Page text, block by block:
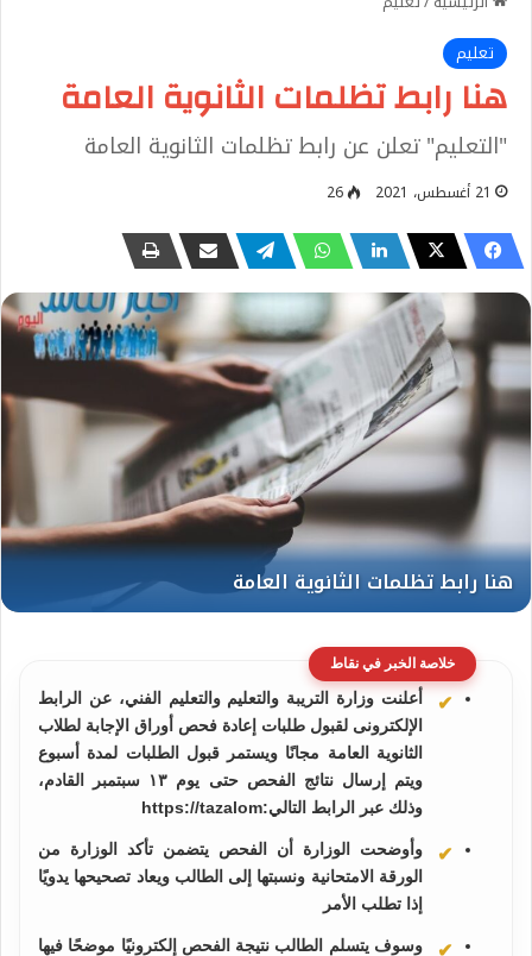
تعليم
هنا رابط تظلمات الثانوية العامة
"التعليم" تعلن عن رابط تظلمات الثانوية العامة
21 أغسطس، 2021 26
خلاصة الخبر في نقاط
أعلنت وزارة التريبة والتعليم والتعليم الفني، عن الرابط
الإلكترونى لقبول طلبات إعادة فحص أوراق الإجابة لطلاب
الثانوية العامة مجانًا ويستمر قبول الطلبات لمدة أسبوع
ويتم إرسال نتائج الفحص حتى يوم ١٣ سبتمبر القادم،
وذلك عبر الرابط التالي:https://tazalom
وأوضحت الوزارة أن الفحص يتضمن تأكد الوزارة من
الورقة الامتحانية ونسبتها إلى الطالب ويعاد تصحيحها يدويًا
إذا تطلب الأمر
وسوف يتسلم الطالب نتيجة الفحص إلكترونيًا موضحًا فيها